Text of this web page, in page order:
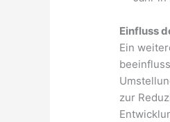
Einfluss
Ein
zur